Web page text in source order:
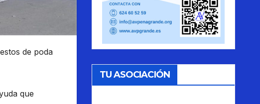
de poda
que
TU ASOCIACIÓN